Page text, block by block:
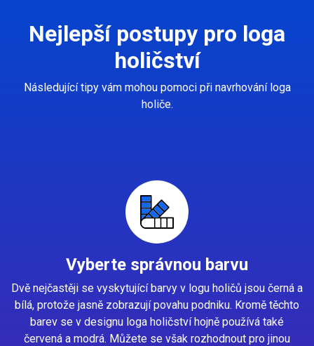
Nejlepší postupy pro loga
holičství
Následující tipy vám mohou pomoci při navrhování loga
holiče.
Vyberte správnou barvu
Dvě nejčastěji se vyskytující barvy v logu holičů jsou černá a
bílá, protože jasně zobrazují povahu podniku. Kromě těchto
barev se v designu loga holičství hojně používá také
červená a modrá. Můžete se však rozhodnout pro jinou